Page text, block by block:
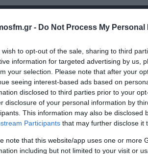
- Do Not Process My Personal
wish to opt-out of the sale, sharing to third
information for targeted advertising by us,
your selection. Please note that after your
seeing interest-based ads based on
disclosed to third parties prior to your
disclosure of your personal information by
This information may also be disclosed
Participants that may further disclose it
note that this website/app uses one or more
including but not limited to your visit or